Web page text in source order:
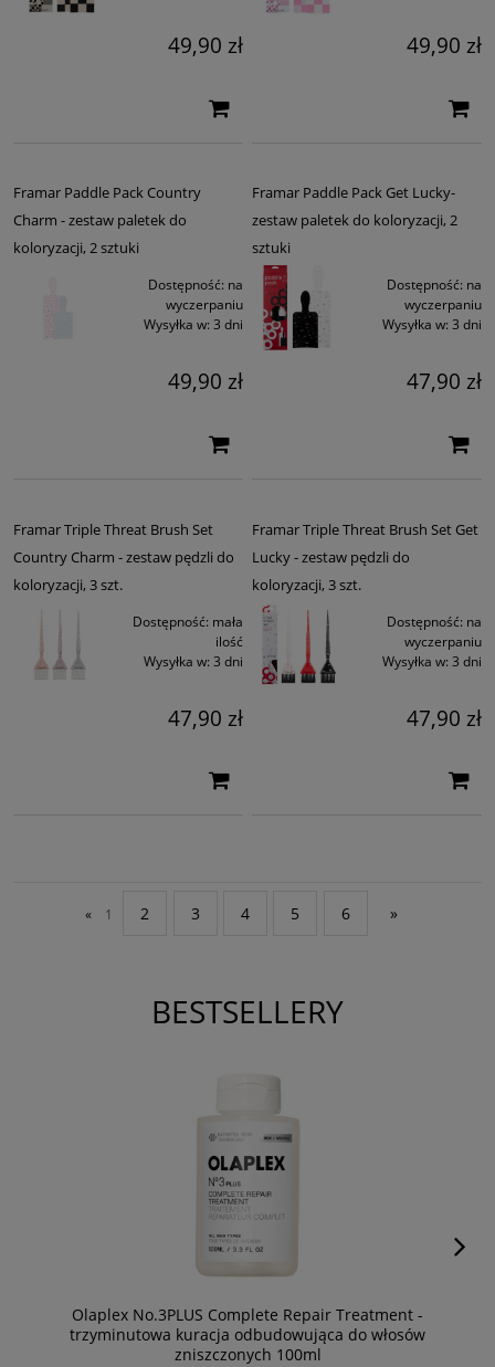
49,90 zł 49,90 zł
Framar Paddle Pack Country
Charm - zestaw paletek do
koloryzacji, 2 sztuki
Dostępność: na
wyczerpaniu
Wysyłka w: 3 dni
49,90 zł
Framar Paddle Pack Get Lucky-
zestaw paletek do koloryzacji, 2
sztuki
Dostępność: na
wyczerpaniu
Wysyłka w: 3 dni
47,90 zł
Framar Triple Threat Brush Set
Country Charm - zestaw pędzli do
koloryzacji, 3 szt.
Dostępność: mała
ilość
Wysyłka w: 3 dni
47,90 zł
Framar Triple Threat Brush Set Get
Lucky - zestaw pędzli do
koloryzacji, 3 szt.
Dostępność: na
wyczerpaniu
Wysyłka w: 3 dni
47,90 zł
« 1 2 3 4 5 6 »
BESTSELLERY
Olaplex No.3PLUS Complete Repair Treatment -
trzyminutowa kuracja odbudowująca do włosów
zniszczonych 100ml